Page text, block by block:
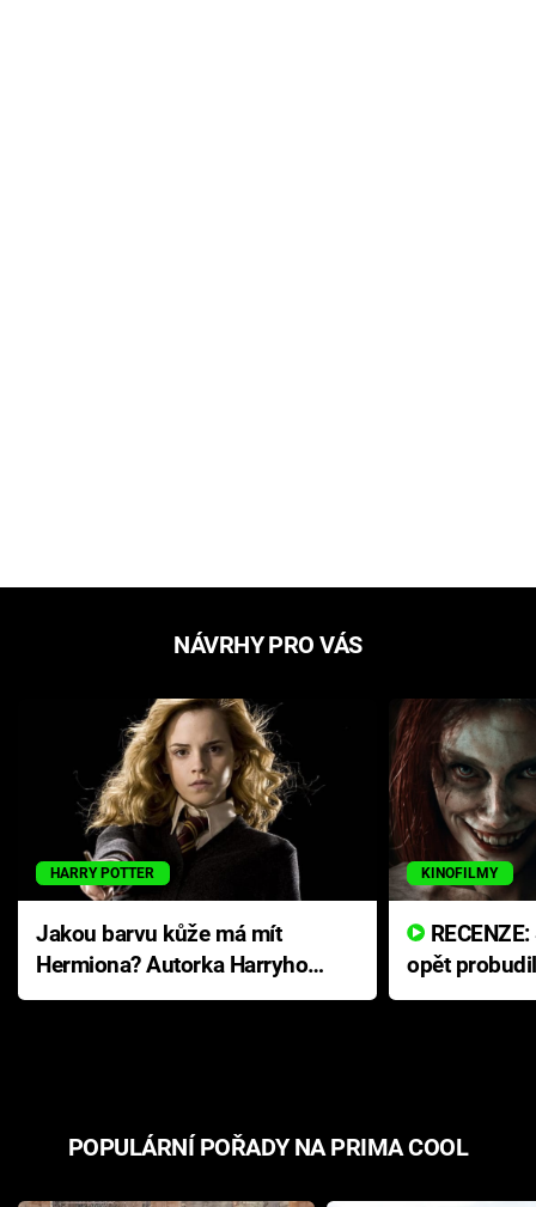
NÁVRHY PRO VÁS
HARRY POTTER
Jakou barvu kůže má mít
Hermiona? Autorka Harryho
Pottera přišla s ráznou
KINOFILMY
opět
přichází s
POPULÁRNÍ POŘADY NA PRIMA COOL